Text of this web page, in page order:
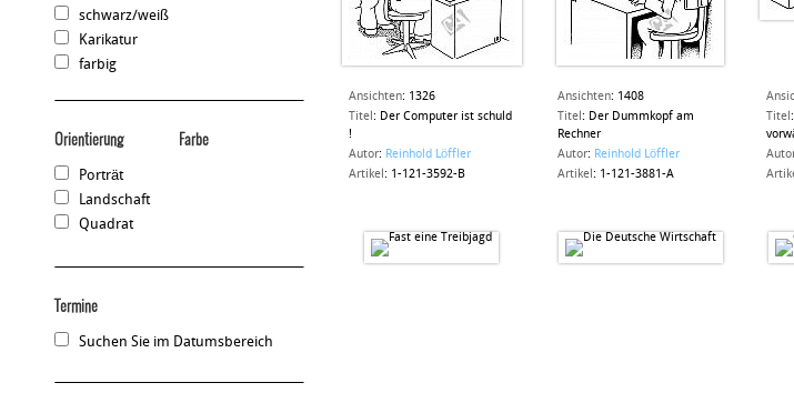
schwarz/weiß
Karikatur
farbig
Orientierung
Porträt
Landschaft
Quadrat
Farbe
Termine
Suchen Sie im Datumsbereich
Ansichten: 1326
Titel : Der Computer ist schuld
!
Autor: Reinhold Löffler
Artikel : 1-121-3592-B
Ansichten: 1408
Titel : Der Dummkopf am
Rechner
Autor: Reinhold Löffler
Artikel : 1-121-3881-A
Titel :